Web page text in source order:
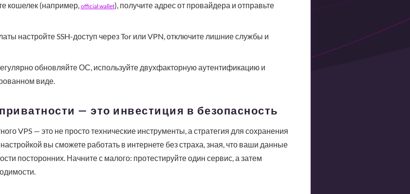
кошелек (например, official wallet), получите адрес от провайдера и отправьте
настройте SSH-доступ через Tor или VPN, отключите лишние службы и
обновляйте ОС, используйте двухфакторную аутентификацию и
виде.
— это инвестиция в безопасность
VPS — это не просто технические инструменты, а стратегия для сохранения
вы сможете работать в интернете без страха, зная, что ваши данные
посторонних. Начните с малого: протестируйте один сервис, а затем